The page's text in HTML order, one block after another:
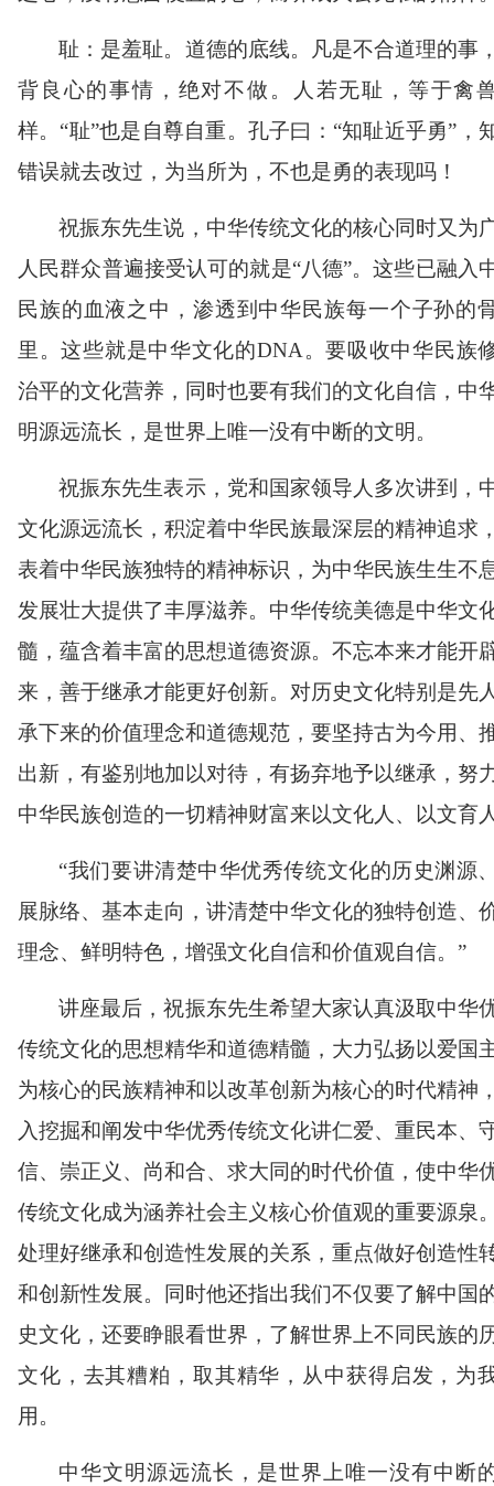
耻：是羞耻。道德的底线。凡是不合道理的事
背良心的事情，绝对不做。人若无耻，等于禽
样。 “耻”也是自尊自重。孔子曰： “知耻近乎勇” ，
错误就去改过，为当所为，不也是勇的表现吗！
祝振东先生说，中华传统文化的核心同时又为
人民群众普遍接受认可的就是“八德”。这些已融入
民族的血液之中，渗透到中华民族每一个子孙的
里。这些就是中华文化的DNA。要吸收中华民族
治平的文化营养，同时也要有我们的文化自信，中
明源远流长，是世界上唯一没有中断的文明。
祝振东先生表示，党和国家领导人多次讲到，
文化源远流长，积淀着中华民族最深层的精神追求
表着中华民族独特的精神标识，为中华民族生生不
发展壮大提供了丰厚滋养。中华传统美德是中华文
髓，蕴含着丰富的思想道德资源。不忘本来才能开
来，善于继承才能更好创新。对历史文化特别是先
承下来的价值理念和道德规范，要坚持古为今用、
出新，有鉴别地加以对待，有扬弃地予以继承，努
中华民族创造的一切精神财富来以文化人、以文育
“我们要讲清楚中华优秀传统文化的历史渊源
展脉络、基本走向，讲清楚中华文化的独特创造、
理念、鲜明特色，增强文化自信和价值观自信。 ”
讲座最后，祝振东先生希望大家认真汲取中华
传统文化的思想精华和道德精髓，大力弘扬以爱国
为核心的民族精神和以改革创新为核心的时代精神
入挖掘和阐发中华优秀传统文化讲仁爱、重民本、
信、崇正义、尚和合、求大同的时代价值，使中华
传统文化成为涵养社会主义核心价值观的重要源泉
处理好继承和创造性发展的关系，重点做好创造性
和创新性发展。同时他还指出我们不仅要了解中国
史文化，还要睁眼看世界，了解世界上不同民族的
文化，去其糟粕，取其精华，从中获得启发，为
用。
中华文明源远流长，是世界上唯一没有中断